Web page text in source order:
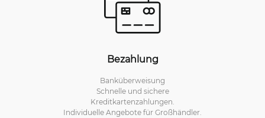
Bezahlung
Banküberweisung
Schnelle und sichere
Kreditkartenzahlungen.
Individuelle Angebote für Großhändler.